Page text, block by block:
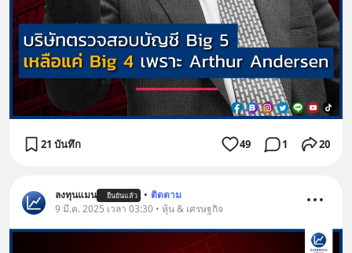
21 บันทึก 49 1 20
ลงทุนแมน ยืนยันแล้ว • ติดตาม
9 มี.ค. 2025 เวลา 03:30 • หุ้น & เศรษฐกิจ